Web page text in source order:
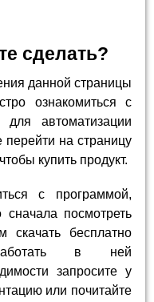
сделать?
данной страницы
ознакомиться с
автоматизации
перейти на страницу
купить продукт.
с программой,
посмотреть
скачать бесплатно
в ней
запросите у
или почитайте